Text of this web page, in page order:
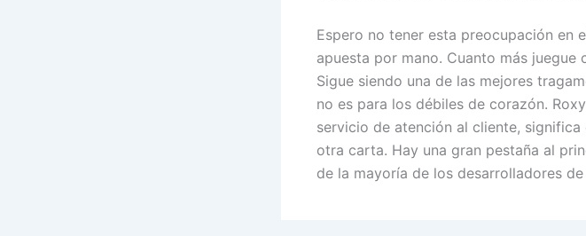
Espero no tener esta preocupación en
apuesta por mano. Cuanto más juegue
Sigue siendo una de las mejores
no es para los débiles de corazón.
servicio de atención al cliente,
otra carta. Hay una gran pestaña al
de la mayoría de los desarrolladores